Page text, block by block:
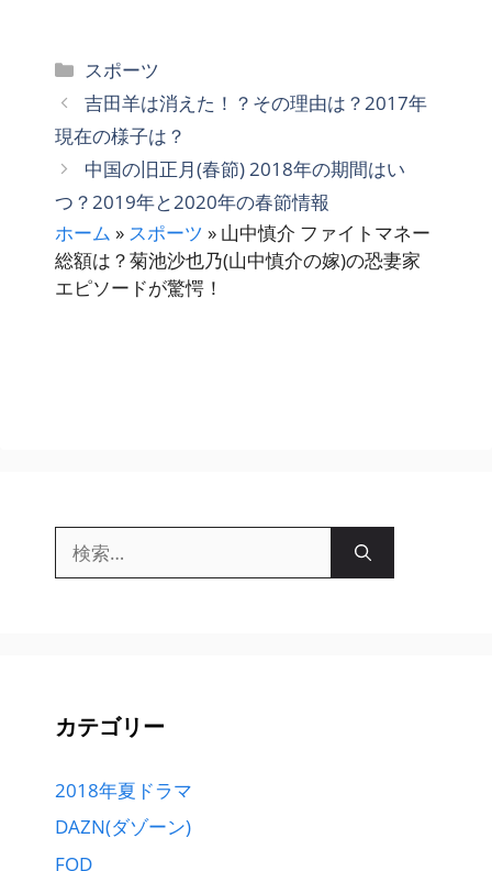
カ
テ
リ
ー
スポーツ
吉田羊は消えた！？その理由は？2017年
現在の様子は？
中国の旧正月(春節) 2018年の期間はい
つ？2019年と2020年の春節情報
ホーム » スポーツ » 山中慎介 ファイトマネー
総額は？菊池沙也乃(山中慎介の嫁)の恐妻家
エピソードが驚愕！
索:
カテゴリー
2018年夏ドラマ
DAZN(ダゾーン)
FOD